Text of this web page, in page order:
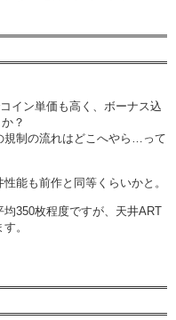
イン単価も高く、ボーナス込
？
規制の流れはどこへやら…って
能も前作と同等くらいかと。
350枚程度ですが、天井ART
。